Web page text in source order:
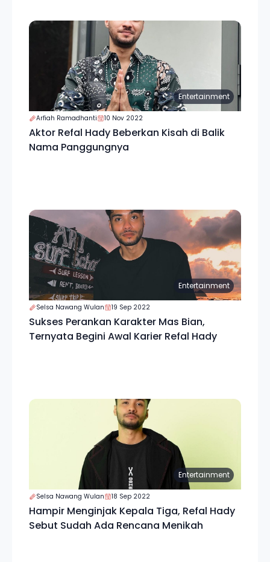
Entertainment
Arfiah Ramadhanti 10 Nov 2022
Aktor Refal Hady Beberkan Kisah di Balik
Nama Panggungnya
Entertainment
Selsa Nawang Wulan 19 Sep 2022
Sukses Perankan Karakter Mas Bian,
Ternyata Begini Awal Karier Refal Hady
Entertainment
Selsa Nawang Wulan 18 Sep 2022
Hampir Menginjak Kepala Tiga, Refal Hady
Sebut Sudah Ada Rencana Menikah